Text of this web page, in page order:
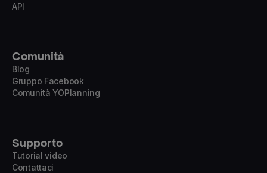
API
Comunità
Blog
Gruppo Facebook
Comunità YOPlanning
Supporto
Tutorial video
Contattaci